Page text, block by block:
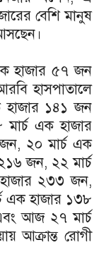
বেশি মানুষ
হাজার ৫৭ জন
হাসপাতালে
হাজার ১৪১ জন
এক হাজার
২০ মার্চ এক
জন, ২২ মার্চ
২৩৩ জন,
এক হাজার ১৩৮
আজ ২৭ মার্চ
আক্রান্ত রোগী